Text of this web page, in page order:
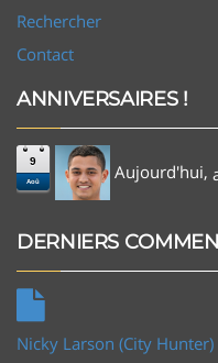
Rechercher
Contact
ANNIVERSAIRES !
9
Aoû Aujourd'hui,
DERNIERS
Nicky Larson (City